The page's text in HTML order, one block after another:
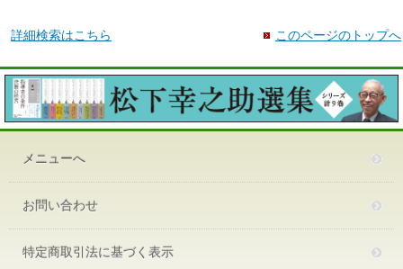
詳細検索はこちら このページのトップへ
メニューへ
お問い合わせ
特定商取引法に基づく表示